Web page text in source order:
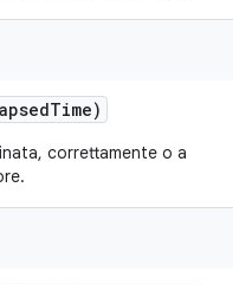
Time)
correttamente o a